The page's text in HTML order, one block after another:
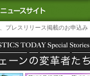
｜国内最大の物流ニ
プレスリリース掲載のお申込み